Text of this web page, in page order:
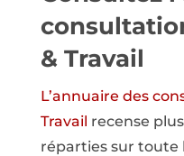
& Travail
L’annuaire des
Travail recense
réparties sur toute